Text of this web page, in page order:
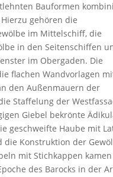
Bauformen
gehören die
im Mittelschiff, die
in den Seitenschiffen
im Obergaden. Die
flachen Wandvorlagen
den Außenmauern der
Staffelung der
Giebel bekrönte
geschweifte Haube mit
die Konstruktion der
mit Stichkappen
des Barocks in der